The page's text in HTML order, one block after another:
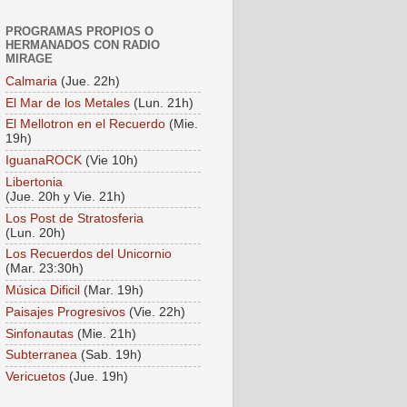
PROGRAMAS PROPIOS O
HERMANADOS CON RADIO
MIRAGE
Calmaria (Jue. 22h)
El Mar de los Metales (Lun. 21h)
El Mellotron en el Recuerdo (Mie.
19h)
IguanaROCK (Vie 10h)
Libertonia
(Jue. 20h y Vie. 21h)
Los Post de Stratosferia
(Lun. 20h)
Los Recuerdos del Unicornio
(Mar. 23:30h)
Música Dificil (Mar. 19h)
Paisajes Progresivos (Vie. 22h)
Sinfonautas (Mie. 21h)
Subterranea (Sab. 19h)
Vericuetos (Jue. 19h)